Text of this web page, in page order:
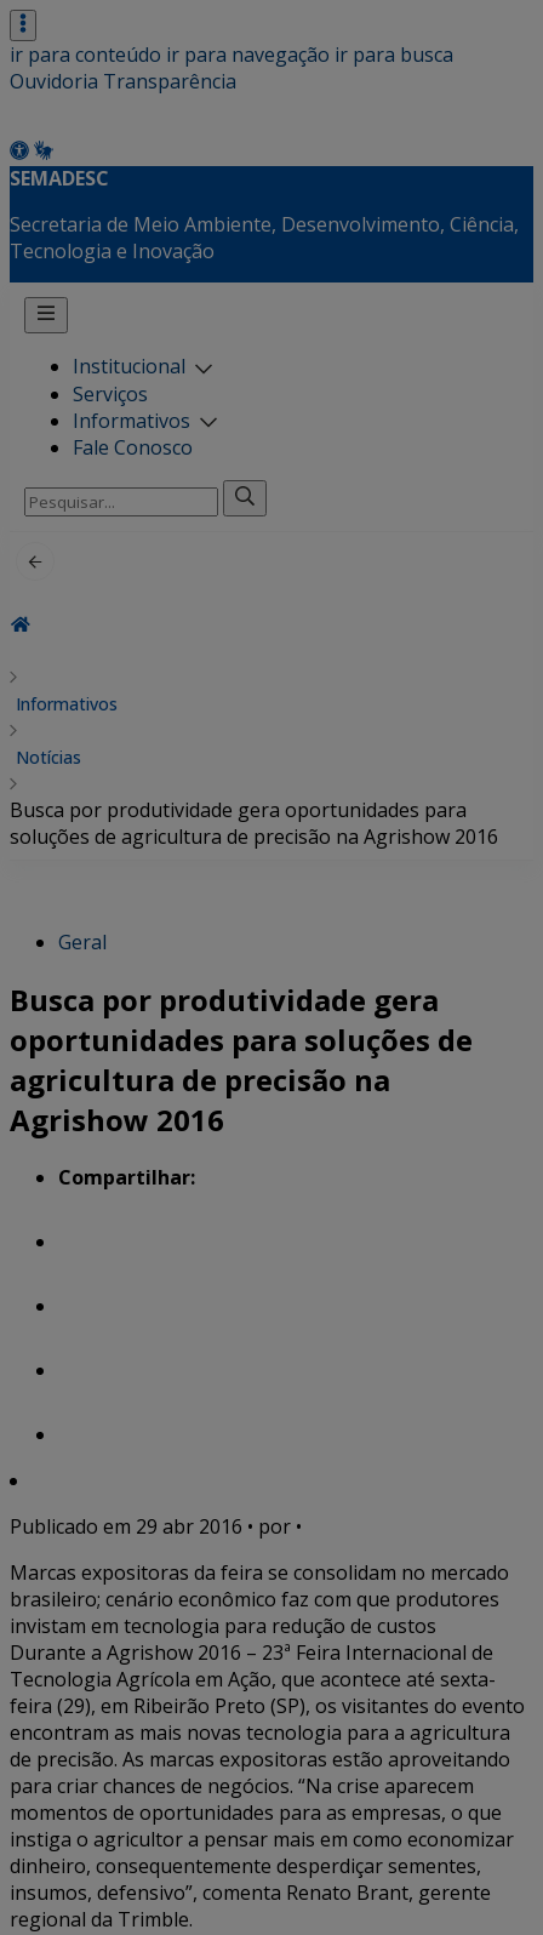
ir para conteúdo ir para navegação ir para busca
Ouvidoria Transparência
SEMADESC
Secretaria de Meio Ambiente, Desenvolvimento, Ciência,
Tecnologia e Inovação
Institucional
Serviços
Informativos
Fale Conosco
Pesquisar
por:
Informativos
Notícias
Busca por produtividade gera oportunidades para
soluções de agricultura de precisão na Agrishow 2016
Geral
Busca por produtividade gera
oportunidades para soluções de
agricultura de precisão na
Agrishow 2016
Compartilhar:
Publicado em 29 abr 2016 • por •
Marcas expositoras da feira se consolidam no mercado
brasileiro; cenário econômico faz com que produtores
invistam em tecnologia para redução de custos
Durante a Agrishow 2016 – 23ª Feira Internacional de
Tecnologia Agrícola em Ação, que acontece até sexta-
feira (29), em Ribeirão Preto (SP), os visitantes do evento
encontram as mais novas tecnologia para a agricultura
de precisão. As marcas expositoras estão aproveitando
para criar chances de negócios. “Na crise aparecem
momentos de oportunidades para as empresas, o que
instiga o agricultor a pensar mais em como economizar
dinheiro, consequentemente desperdiçar sementes,
insumos, defensivo”, comenta Renato Brant, gerente
regional da Trimble.